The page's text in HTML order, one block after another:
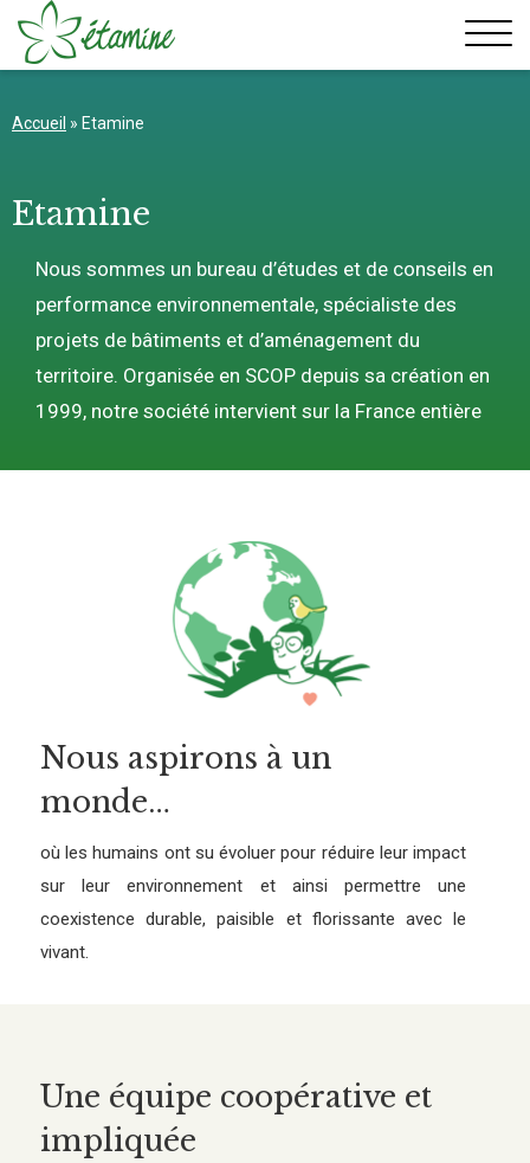
contenu
Accueil » Etamine
Etamine
Nous sommes un bureau d’études et de conseils en
performance environnementale, spécialiste des
projets de bâtiments et d’aménagement du
territoire. Organisée en SCOP depuis sa création en
1999, notre société intervient sur la France entière
Nous aspirons à un
monde…
où les humains ont su évoluer pour réduire leur impact
sur leur environnement et ainsi permettre une
coexistence durable, paisible et florissante avec le
vivant.
Une équipe coopérative et
impliquée